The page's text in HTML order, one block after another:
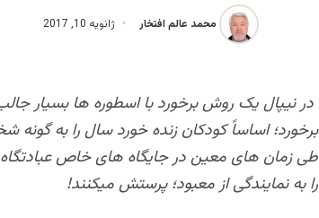
محمد عالم افتخار ژانویه 10, 2017
در نیپال یک روش برخورد با اسطوره ها بسیار
برخورد؛ اساساً کودکان زنده خورد سال را به
طی زمان های معین در جایگاه های خاص
را به نمایندگی از معبود؛ پرستش میکنند!